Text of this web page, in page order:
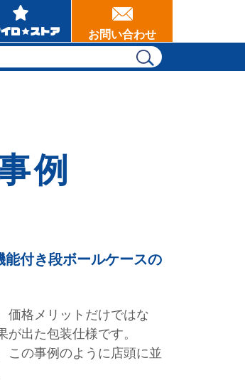
お問い合わせ
例
付き段ボールケースの
価格メリットだけではな
出た包装仕様です。
この事例のように店頭に並